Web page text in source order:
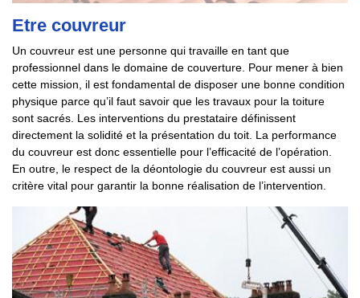
Etre couvreur
Un couvreur est une personne qui travaille en tant que
professionnel dans le domaine de couverture. Pour mener à bien
cette mission, il est fondamental de disposer une bonne condition
physique parce qu’il faut savoir que les travaux pour la toiture
sont sacrés. Les interventions du prestataire définissent
directement la solidité et la présentation du toit. La performance
du couvreur est donc essentielle pour l’efficacité de l’opération.
En outre, le respect de la déontologie du couvreur est aussi un
critère vital pour garantir la bonne réalisation de l’intervention.